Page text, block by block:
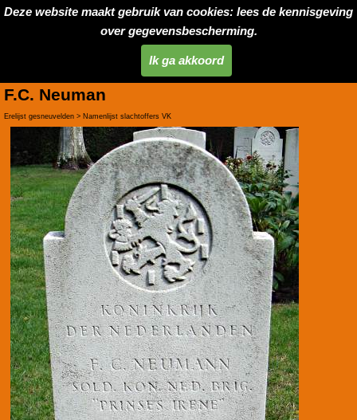
Deze website maakt gebruik van cookies: lees de kennisgeving
over gegevensbescherming.
Ik ga akkoord
F.C. Neuman
Erelijst gesneuvelden > Namenlijst slachtoffers VK